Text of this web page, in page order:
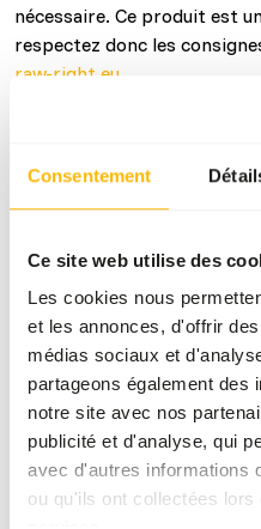
Consentement
Ce site web utilise des
Les cookies nous
et les annonces, d'offrir
médias sociaux et
partageons également des
notre site avec nos
publicité et d'analyse, qui
avec d'autres informations
ou qu'ils ont collectées
À propos de ce
pour chiens, dont le faisan
animales. Ce mélange se
d’os de viande et d’abats,
correspond étroitement
originaux des chiens. Le
protéines qui n’est pas
Comme les faisans sont
peut contenir de petites
Nous vous conseillons
nécessaire. Ce produit est
respectez donc les
raw-right.eu